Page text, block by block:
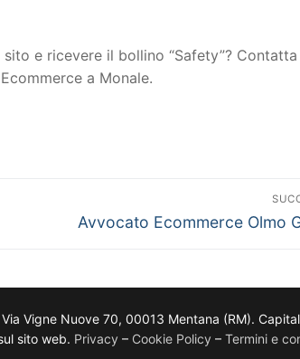
e ricevere il bollino “Safety”? Contatta
a Monale.
Avvocato Ecommerce Olmo
Vigne Nuove 70, 00013 Mentana (RM).
sito web. Privacy – Cookie Policy – Termini e